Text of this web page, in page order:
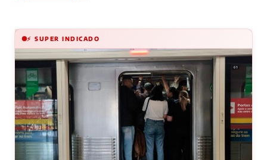
⚡ SUPER INDICADO